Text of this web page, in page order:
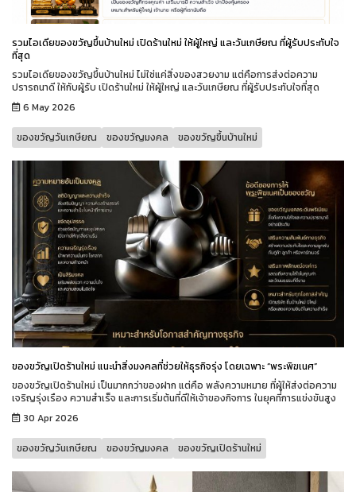
รวมไอเดียของขวัญขึ้นบ้านใหม่ เปิดร้านใหม่ ให้ผู้ใหญ่ และวันเกษียณ ที่ผู้รับประทับใจ
ที่สุด
รวมไอเดียของขวัญขึ้นบ้านใหม่ ไม่ใช่แค่สิ่งของสวยงาม แต่คือการส่งต่อความ
ปรารถนาดี ให้กับผู้รับ เปิดร้านใหม่ ให้ผู้ใหญ่ และวันเกษียณ ที่ผู้รับประทับใจที่สุด
6 May 2026
ของขวัญวันเกษียณ ของขวัญมงคล ของขวัญขึ้นบ้านใหม่
ของขวัญเปิดร้านใหม่ แนะนำสิ่งมงคลที่ช่วยให้ธุรกิจรุ่ง โดยเฉพาะ “พระพิฆเนศ”
ของขวัญเปิดร้านใหม่ เป็นมากกว่าของฝาก แต่คือ พลังความหมาย ที่ผู้ให้ส่งต่อความ
เจริญรุ่งเรือง ความสำเร็จ และการเริ่มต้นที่ดีให้เจ้าของกิจการ ในยุคที่การแข่งขันสูง
30 Apr 2026
ของขวัญวันเกษียณ ของขวัญมงคล ของขวัญเปิดร้านใหม่